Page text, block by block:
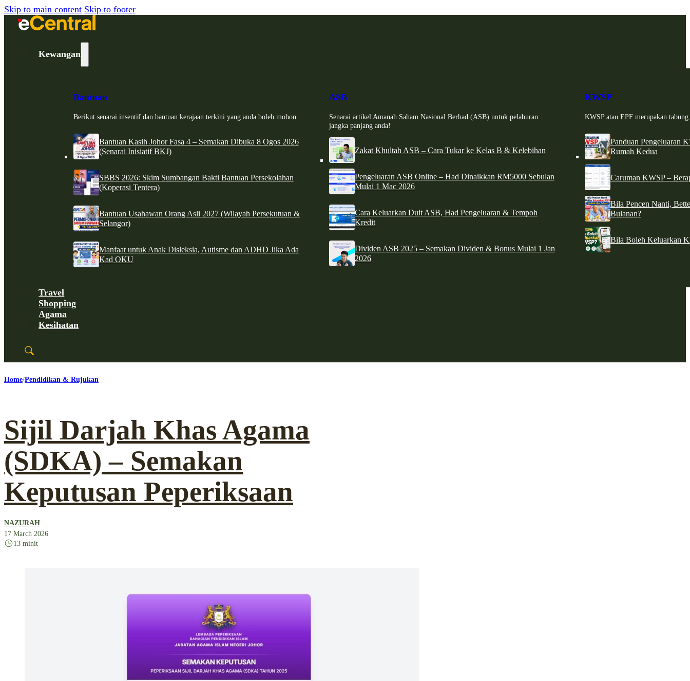
Skip to main content Skip to footer
Kewangan
Bantuan
Berikut senarai insentif dan bantuan kerajaan terkini yang anda boleh mohon.
Bantuan Kasih Johor Fasa 4 – Semakan Dibuka 8 Ogos 2026
(Senarai Inisiatif BKJ)
SBBS 2026: Skim Sumbangan Bakti Bantuan Persekolahan
(Koperasi Tentera)
Bantuan Usahawan Orang Asli 2027 (Wilayah Persekutuan &
Selangor)
Manfaat untuk Anak Disleksia, Autisme dan ADHD Jika Ada
Kad OKU
ASB
Senarai artikel Amanah Saham Nasional Berhad (ASB) untuk pelaburan
jangka panjang anda!
Zakat Khultah ASB – Cara Tukar ke Kelas B & Kelebihan
Pengeluaran ASB Online – Had Dinaikkan RM5000 Sebulan
Mulai 1 Mac 2026
Cara Keluarkan Duit ASB, Had Pengeluaran & Tempoh
Kredit
Dividen ASB 2025 – Semakan Dividen & Bonus Mulai 1 Jan
2026
KWSP
KWSP atau EPF merupakan
Panduan Pengeluaran
Rumah Kedua
Caruman KWSP –
Bila Pencen Nanti,
Bulanan?
Bila Boleh Keluarkan
Travel
Shopping
Agama
Kesihatan
Home Pendidikan & Rujukan
Sijil Darjah Khas Agama
(SDKA) – Semakan
Keputusan Peperiksaan
NAZURAH
17 March 2026
13 minit